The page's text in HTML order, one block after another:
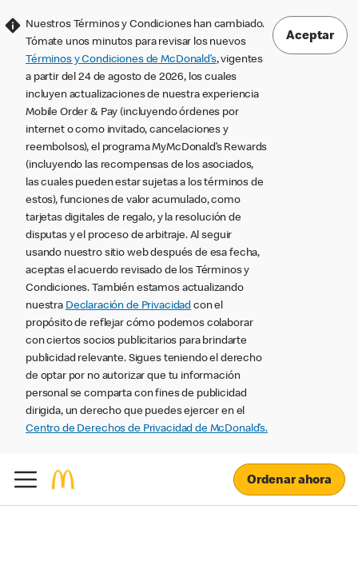
Nuestros Términos y Condiciones han cambiado.
Tómate unos minutos para revisar los nuevos
Términos y Condiciones de McDonald’s, vigentes
a partir del 24 de agosto de 2026, los cuales
incluyen actualizaciones de nuestra experiencia
Mobile Order & Pay (incluyendo órdenes por
internet o como invitado, cancelaciones y
reembolsos), el programa MyMcDonald’s Rewards
(incluyendo las recompensas de los asociados,
las cuales pueden estar sujetas a los términos de
estos), funciones de valor acumulado, como
tarjetas digitales de regalo, y la resolución de
disputas y el proceso de arbitraje. Al seguir
usando nuestro sitio web después de esa fecha,
aceptas el acuerdo revisado de los Términos y
Condiciones. También estamos actualizando
nuestra Declaración de Privacidad con el
propósito de reflejar cómo podemos colaborar
con ciertos socios publicitarios para brindarte
publicidad relevante. Sigues teniendo el derecho
de optar por no autorizar que tu información
personal se comparta con fines de publicidad
dirigida, un derecho que puedes ejercer en el
Centro de Derechos de Privacidad de McDonald’s.
Aceptar
Ordenar ahora